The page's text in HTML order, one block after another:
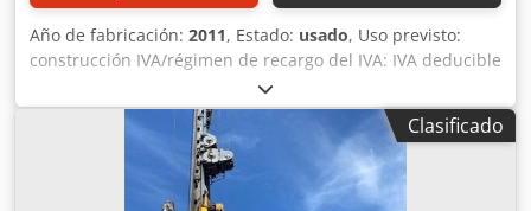
Año de fabricación: 2011, Estado: usado, Uso previsto:
construcción IVA/régimen de recargo del IVA: IVA deducible
Para obtener más información, póngase en contacto con
Mohamad Fattah Ahmad. Cedpfx Aeh Ty Dajgpsha Bomba
para bentonita Bauer - MAT, modelo BP 125 2 unidades
disponibles Buen estado Lista para su uso inmediato
Clasificado